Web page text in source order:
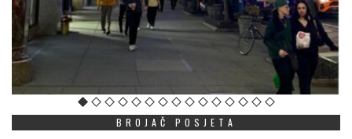
BROJAČ POSJETA